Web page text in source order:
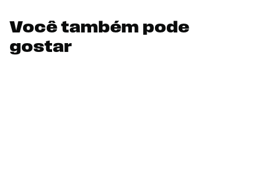
Você também pode
gostar